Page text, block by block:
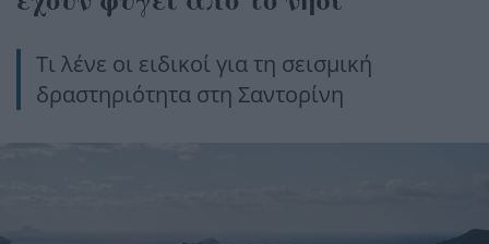
Τι λένε οι ειδικοί για τη σεισμική
δραστηριότητα στη Σαντορίνη